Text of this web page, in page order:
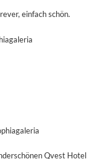
einfach schön.
Qvest Hotel